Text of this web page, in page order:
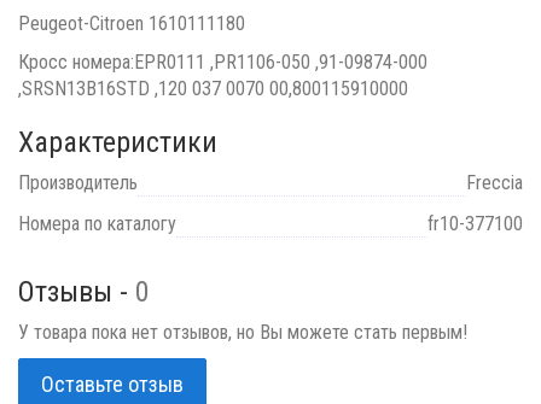
Peugeot-Citroen 1610111180
Кросс номера:EPR0111 ,PR1106-050 ,91-09874-000
,SRSN13B16STD ,120 037 0070 00,800115910000
Характеристики
Производитель
Freccia
Номера по каталогу
fr10-377100
Отзывы - 0
У товара пока нет отзывов, но Вы можете стать первым!
Оставьте отзыв